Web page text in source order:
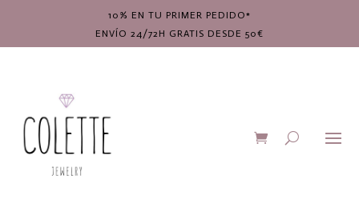
10% EN TU PRIMER PEDIDO*
ENVÍO 24/72H GRATIS DESDE 50€